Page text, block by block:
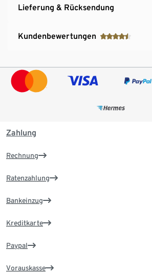
Lieferung & Rücksendung
Kundenbewertungen
Zahlung
Rechnung
Ratenzahlung
Bankeinzug
Kreditkarte
Paypal
Vorauskasse